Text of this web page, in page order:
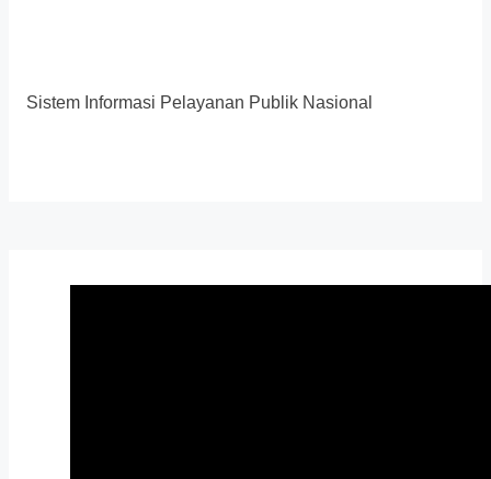
Sistem Informasi Pelayanan Publik Nasional